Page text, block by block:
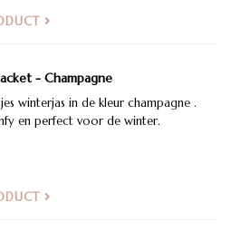
- Champagne
winterjas in de kleur champagne .
en perfect voor de winter.